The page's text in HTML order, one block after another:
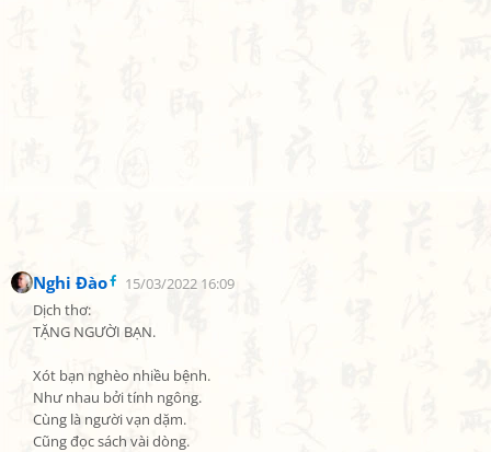
Nghi Đào
15/03/2022 16:09
Dịch thơ:
TẶNG NGƯỜI BẠN.
Xót bạn nghèo nhiều bệnh.
Như nhau bởi tính ngông.
Cùng là người vạn dặm.
Cũng đọc sách vài dòng.